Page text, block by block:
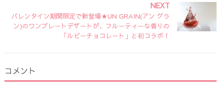
NEXT
バレンタイン期間限定で新登場★UN GRAIN(アン グラ
ン)のワンプレートデザートが、フルーティーな香りの
「ルビーチョコレート」と初コラボ！
コメント